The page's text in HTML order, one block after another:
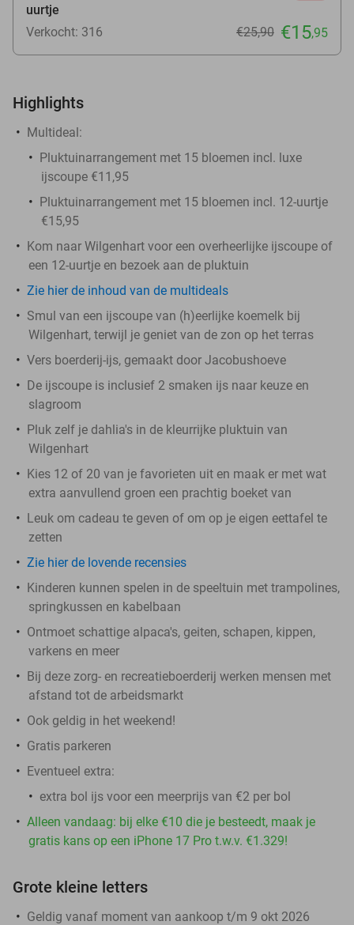
uurtje
Verkocht: 316 €25,90 €15,95
Highlights
Multideal:
Pluktuinarrangement met 15 bloemen incl. luxe
ijscoupe €11,95
Pluktuinarrangement met 15 bloemen incl. 12-uurtje
€15,95
Kom naar Wilgenhart voor een overheerlijke ijscoupe of
een 12-uurtje en bezoek aan de pluktuin
Zie hier de inhoud van de multideals
Smul van een ijscoupe van (h)eerlijke koemelk bij
Wilgenhart, terwijl je geniet van de zon op het terras
Vers boerderij-ijs, gemaakt door Jacobushoeve
De ijscoupe is inclusief 2 smaken ijs naar keuze en
slagroom
Pluk zelf je dahlia's in de kleurrijke pluktuin van
Wilgenhart
Kies 12 of 20 van je favorieten uit en maak er met wat
extra aanvullend groen een prachtig boeket van
Leuk om cadeau te geven of om op je eigen eettafel te
zetten
Zie hier de lovende recensies
Kinderen kunnen spelen in de speeltuin met trampolines,
springkussen en kabelbaan
Ontmoet schattige alpaca's, geiten, schapen, kippen,
varkens en meer
Bij deze zorg- en recreatieboerderij werken mensen met
afstand tot de arbeidsmarkt
Ook geldig in het weekend!
Gratis parkeren
Eventueel extra:
extra bol ijs voor een meerprijs van €2 per bol
Alleen vandaag: bij elke €10 die je besteedt, maak je
gratis kans op een iPhone 17 Pro t.w.v. €1.329!
Grote kleine letters
Geldig vanaf moment van aankoop t/m 9 okt 2026